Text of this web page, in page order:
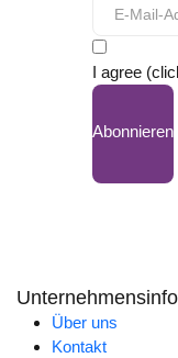
I agree
Abonnieren
Über uns
Kontakt